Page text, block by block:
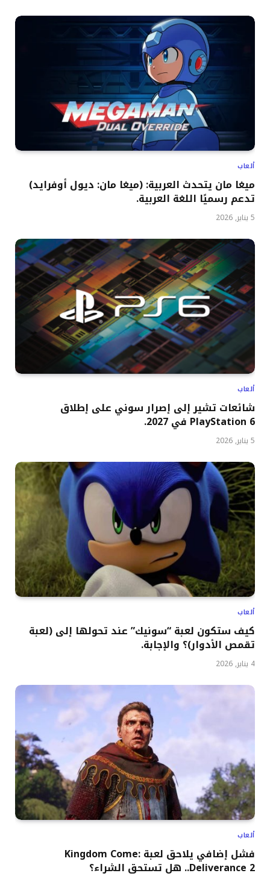
ألعاب
ميغا مان يتحدث العربية: (ميغا مان: ديول أوفرايد)
تدعم رسميًا اللغة العربية.
5 يناير, 2026
ألعاب
شائعات تشير إلى إصرار سوني على إطلاق
PlayStation 6 في 2027.
5 يناير, 2026
ألعاب
كيف ستكون لعبة “سونيك” عند تحولها إلى (لعبة
تقمص الأدوار)؟ والإجابة.
4 يناير, 2026
ألعاب
فشل إضافي يلاحق لعبة Kingdom Come:
Deliverance 2.. هل تستحق الشراء؟